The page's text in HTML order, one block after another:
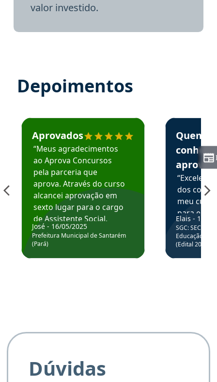
valor investido.
Depoimentos
Estudante José recomenda o Aprova Concursos em
Aprovados
“Meus agradecimentos
ao Aprova Concursos
pela parceria que
aprova. Através do curso
alcancei aprovação em
sexto lugar para o cargo
de Assistente Social.
Hoje estou atuando na
Prefeitura de Santarém.
José - 16/05/2025
Prefeitura Municipal de Santarém
(Pará)
Estudante
Quem
aprova
dos
meu
para
colocar
através
de
Elais - 15/
SGC: SEC BA
Educação
(Edital
Dúvidas